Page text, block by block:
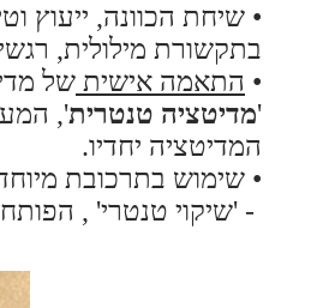
• שיחת הכוונה, ייעוץ
בתקשורת מילולית,
• התאמה אישית של
'מדיטציה טנטרית',
המדיטציה יחדיו.
• שימוש בתרכובת
- 'שיקוי טנטרי' ,